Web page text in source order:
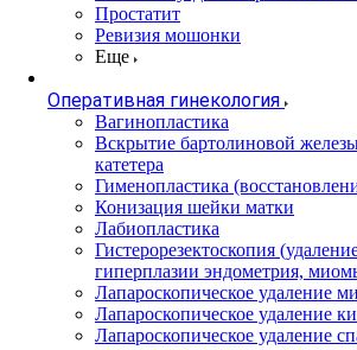
Простатит
Ревизия мошонки
Еще
Оперативная гинекология
Вагинопластика
Вскрытие бартолиновой
катетера
Гименопластика
Конизация шейки матки
Лабиопластика
Гистерорезектоскопия
гиперплазии эндометрия,
Лапароскопическое удаление
Лапароскопическое удаление
Лапароскопическое удаление